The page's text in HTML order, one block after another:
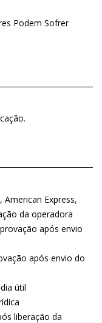
Podem Sofrer
American Express,
da operadora
após envio
após envio do
útil
liberação da